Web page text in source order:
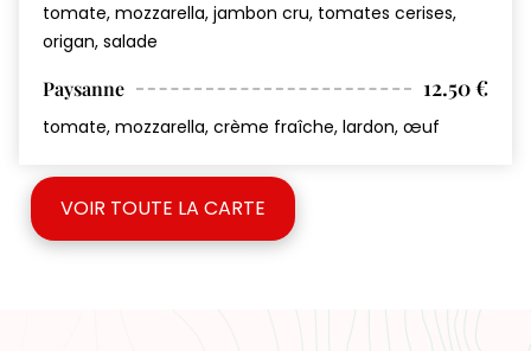
tomate, mozzarella, jambon cru, tomates cerises,
origan, salade
Paysanne 12.50 €
tomate, mozzarella, crème fraîche, lardon, œuf
VOIR TOUTE LA CARTE